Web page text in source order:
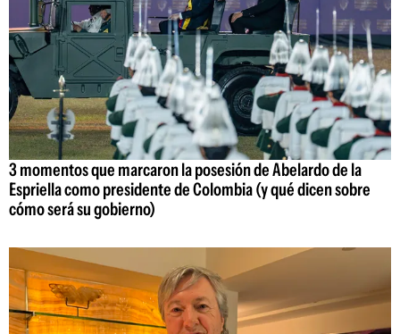
3 momentos que marcaron la posesión de Abelardo de la
Espriella como presidente de Colombia (y qué dicen sobre
cómo será su gobierno)